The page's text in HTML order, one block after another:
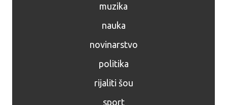
muzika
nauka
novinarstvo
politika
rijaliti šou
sport